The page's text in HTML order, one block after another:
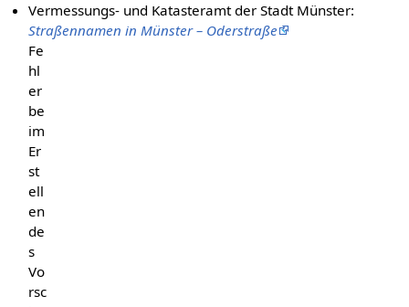
Vermessungs- und Katasteramt der Stadt Münster:
Straßennamen in Münster – Oderstraße
Fe
hl
er
be
im
Er
st
ell
en
de
s
Vo
rsc